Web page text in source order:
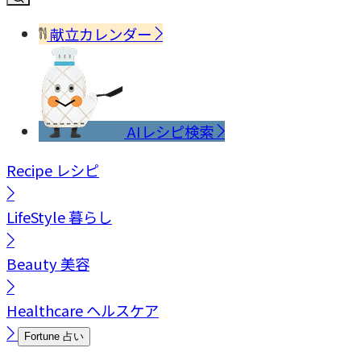
献立カレンダー
AIレシピ検索
Recipe レシピ
LifeStyle暮らし
Beauty美容
Healthcareヘルスケア
Fortune 占い